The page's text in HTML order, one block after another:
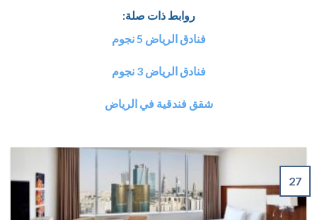
روابط ذات صلة:
فنادق الرياض 5 نجوم
فنادق الرياض 3 نجوم
شقق فندقية في الرياض
27